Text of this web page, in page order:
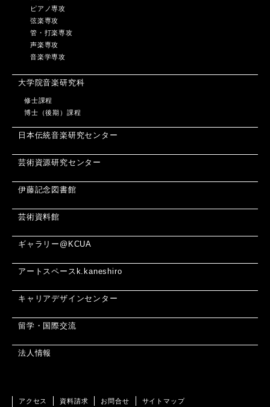
ピアノ専攻
弦楽専攻
管・打楽専攻
声楽専攻
音楽学専攻
大学院音楽研究科
修士課程
博士（後期）課程
日本伝統音楽研究センター
芸術資源研究センター
伊藤記念図書館
芸術資料館
ギャラリー@KCUA
アートスペースk.kaneshiro
キャリアデザインセンター
留学・国際交流
法人情報
アクセス 資料請求 お問合せ サイトマップ